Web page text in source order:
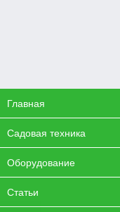
Главная
Садовая техника
Оборудование
Статьи